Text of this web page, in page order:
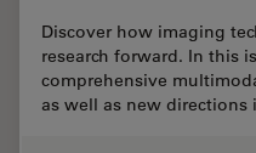
Discover how imaging
research forward. In this
comprehensive
as well as new